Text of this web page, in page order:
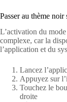
Passer au thème
L’activation du
complexe, car la
l’application et du
Lancez
Appuyez sur
Touchez le
droite